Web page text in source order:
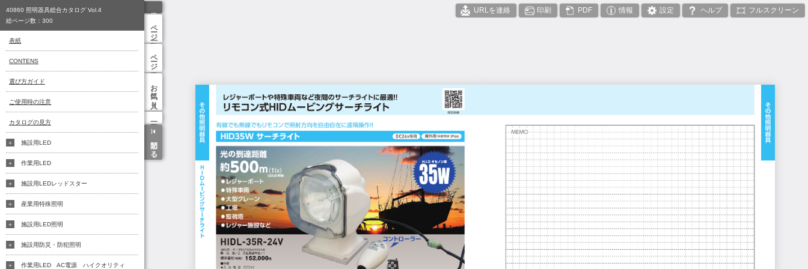
URLを連絡 印刷 PDF 情報 設定 ヘルプ フルスクリーン
ページ一覧
ページ検索
お気に入り
閉じる
40860 照明器具総合カタログ Vol.4
総ページ数： 300
表紙
CONTENS
選び方ガイド
ご使用時の注意
カタログの見方
施設用LED
作業用LED
施設用LEDレッドスター
産業用特殊照明
施設用LED照明
施設用防災・防犯照明
作業用LED AC電源 ハイクオリティ